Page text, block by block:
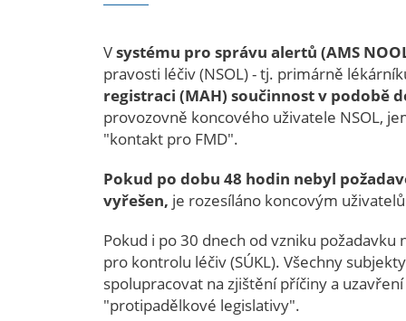
Vsystému pro správu alertů (AMS
pravosti léčiv (NSOL) - tj. primárně
registraci (MAH) součinnost v
provozovně koncového uživatele NSOL,
"kontakt pro FMD".
Pokud po dobu 48 hodin nebyl
vyřešen, je rozesíláno koncovým
Pokud i po 30 dnech od vzniku
pro kontrolu léčiv (SÚKL). Všechny
spolupracovat na zjištění příčiny a
"protipadělkové legislativy".